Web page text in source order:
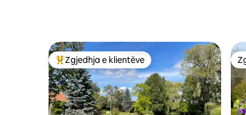
Më të mirat e zgjedhjeve të klientëve
Zgjedhja e klientëve